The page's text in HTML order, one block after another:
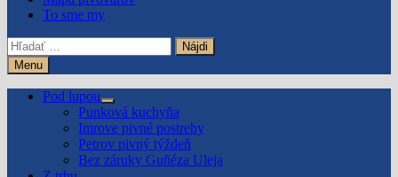
To sme my
Hľadať:
Menu
Pod lupou
Show
sub
menu
Punková kuchyňa
Imrove pivné postrehy
Petrov pivný týždeň
Bez záruky Guñéza Uleja